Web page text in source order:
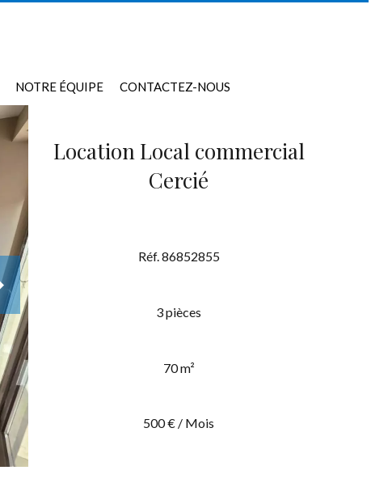
NOTRE ÉQUIPE CONTACTEZ-NOUS
Location Local commercial
Cercié
Réf. 86852855
3 pièces
70 m²
500 € / Mois